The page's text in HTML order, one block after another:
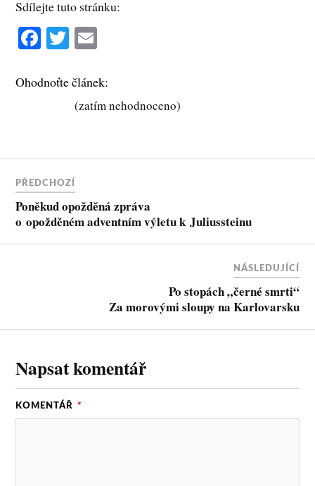
Sdílejte tuto stránku:
Fa
bo
T
tte
r
ail
Ohodnoťte článek:
(zatím nehodnoceno)
PŘEDCHOZÍ
Poněkud opožděná zpráva
o opožděném adventním výletu k Juliussteinu
NÁSLEDUJÍCÍ
Po stopách „černé smrti“
Za morovými sloupy na Karlovarsku
Napsat komentář
KOMENTÁŘ *